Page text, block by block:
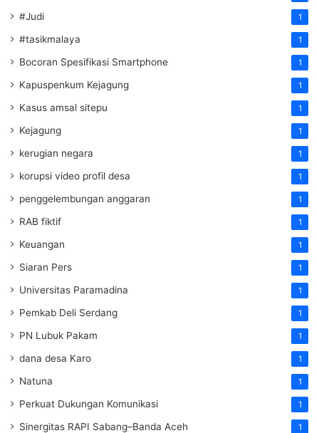
#Judi 1
#tasikmalaya 1
Bocoran Spesifikasi Smartphone 1
Kapuspenkum Kejagung 1
Kasus amsal sitepu 1
Kejagung 1
kerugian negara 1
korupsi video profil desa 1
penggelembungan anggaran 1
RAB fiktif 1
Keuangan 1
Siaran Pers 1
Universitas Paramadina 1
Pemkab Deli Serdang 1
PN Lubuk Pakam 1
dana desa Karo 1
Natuna 1
Perkuat Dukungan Komunikasi 1
Sinergitas RAPI Sabang–Banda Aceh 1